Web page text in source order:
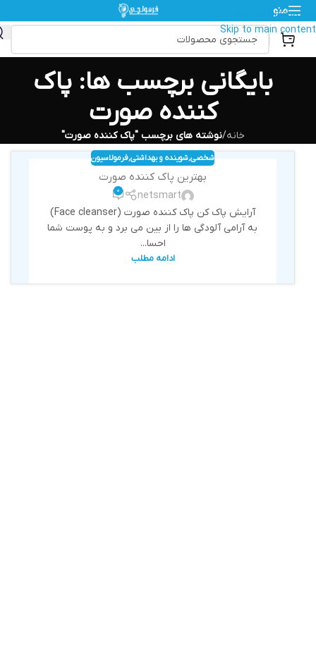
Skip to navigation
Skip to main content
منو
بایگانی برچسب ها: پاک
کننده صورت
خانه/نوشته های برچسب "پاک کننده صورت"
شخصی,شوینده و بهداشتی,فرمولاسیون
بهترین پاک کننده صورت
netsmart
0
آرایش پاک کن پاک کننده صورت (Face cleanser)
به آرامی آلودگی ها را از بین می برد و به پوست شما
احسا...
ادامه مطلب